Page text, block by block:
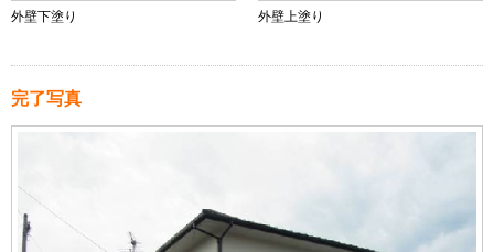
外壁下塗り 外壁上塗り
完了写真